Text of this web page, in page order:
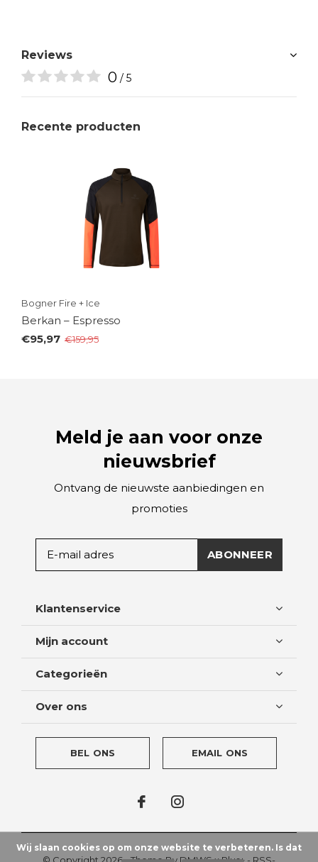
Reviews
0 / 5
Recente producten
Bogner Fire + Ice
Berkan – Espresso
€95,97 €159,95
Meld je aan voor onze
nieuwsbrief
Ontvang de nieuwste aanbiedingen en
promoties
ABONNEER
Klantenservice
Mijn account
Categorieën
Over ons
BEL ONS EMAIL ONS
Wij slaan cookies op om onze website te verbeteren. Is dat